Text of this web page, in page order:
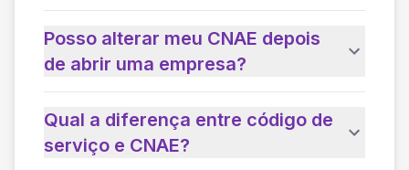
Posso alterar meu CNAE depois
de abrir uma empresa?
Qual a diferença entre código de
serviço e CNAE?